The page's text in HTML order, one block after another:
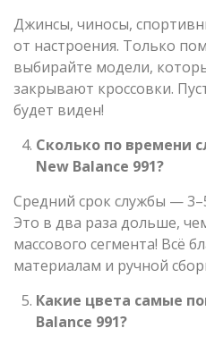
Джинсы, чиносы,
от настроения. Только
выбирайте модели,
закрывают кроссовки.
будет виден!
Сколько по времени
New Balance 991?
Средний срок службы —
Это в два раза дольше,
массового сегмента! Всё
материалам и ручной
Какие цвета самые
Balance 991?